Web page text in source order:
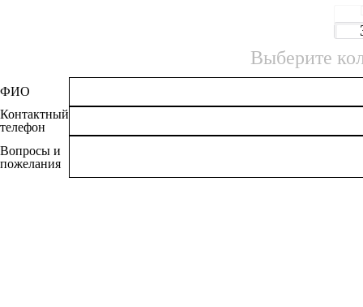
Выберите
ФИО
Контактный
телефон
Вопросы и
пожелания